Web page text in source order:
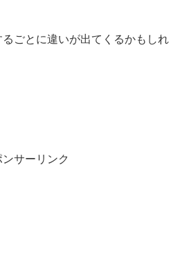
ごとに違いが出てくるかもしれ
ンサーリンク